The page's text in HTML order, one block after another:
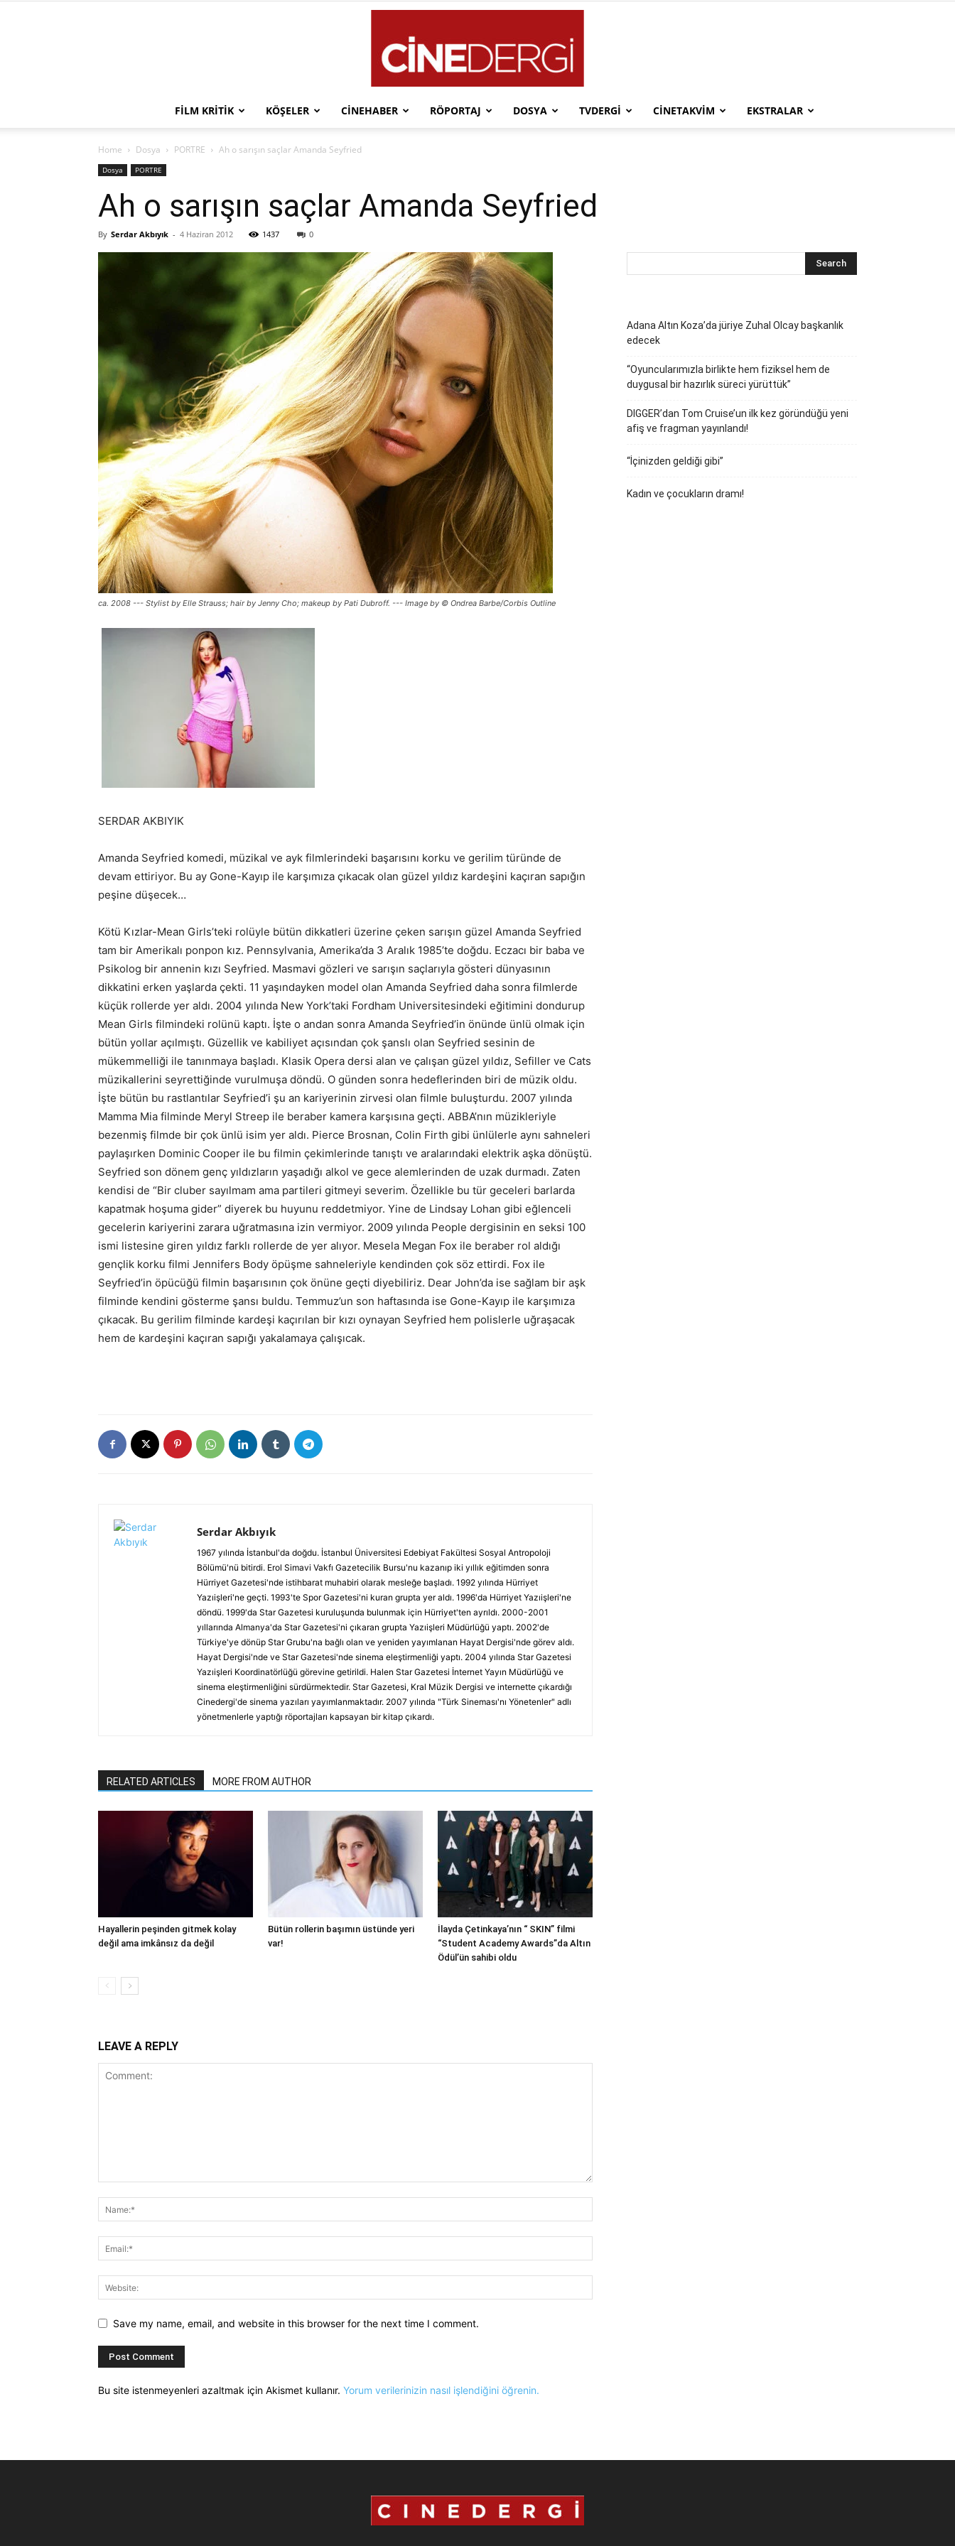
FILM KRITIK KÖŞELER CINEHABER RÖPORTAJ DOSYA TVDERGI CINETAKVIM EKSTRALAR
Home Dosya PORTRE Ah o sarışın saçlar Amanda Seyfried
Dosya PORTRE
Ah o sarışın saçlar Amanda Seyfried
By Serdar Akbıyık - 4 Haziran 2012 1437 0
ca. 2008 --- Stylist by Elle Strauss; hair by Jenny Cho; makeup by Pati Dubroff. --- Image by © Ondrea Barbe/Corbis Outline
SERDAR AKBIYIK
Amanda Seyfried komedi, müzikal ve ayk filmlerindeki başarısını korku ve gerilim türünde de
devam ettiriyor. Bu ay Gone-Kayıp ile karşımıza çıkacak olan güzel yıldız kardeşini kaçıran sapığın
peşine düşecek…
Kötü Kızlar-Mean Girls’teki rolüyle bütün dikkatleri üzerine çeken sarışın güzel Amanda Seyfried
tam bir Amerikalı ponpon kız. Pennsylvania, Amerika’da 3 Aralık 1985’te doğdu. Eczacı bir baba ve
Psikolog bir annenin kızı Seyfried. Masmavi gözleri ve sarışın saçlarıyla gösteri dünyasının
dikkatini erken yaşlarda çekti. 11 yaşındayken model olan Amanda Seyfried daha sonra filmlerde
küçük rollerde yer aldı. 2004 yılında New York’taki Fordham Universitesindeki eğitimini dondurup
Mean Girls filmindeki rolünü kaptı. İşte o andan sonra Amanda Seyfried’in önünde ünlü olmak için
bütün yollar açılmıştı. Güzellik ve kabiliyet açısından çok şanslı olan Seyfried sesinin de
mükemmelliği ile tanınmaya başladı. Klasik Opera dersi alan ve çalışan güzel yıldız, Sefiller ve Cats
müzikallerini seyrettiğinde vurulmuşa döndü. O günden sonra hedeflerinden biri de müzik oldu.
İşte bütün bu rastlantılar Seyfried’i şu an kariyerinin zirvesi olan filmle buluşturdu. 2007 yılında
Mamma Mia filminde Meryl Streep ile beraber kamera karşısına geçti. ABBA’nın müzikleriyle
bezenmiş filmde bir çok ünlü isim yer aldı. Pierce Brosnan, Colin Firth gibi ünlülerle aynı sahneleri
paylaşırken Dominic Cooper ile bu filmin çekimlerinde tanıştı ve aralarındaki elektrik aşka dönüştü.
Seyfried son dönem genç yıldızların yaşadığı alkol ve gece alemlerinden de uzak durmadı. Zaten
kendisi de “Bir cluber sayılmam ama partileri gitmeyi severim. Özellikle bu tür geceleri barlarda
kapatmak hoşuma gider” diyerek bu huyunu reddetmiyor. Yine de Lindsay Lohan gibi eğlenceli
gecelerin kariyerini zarara uğratmasına izin vermiyor. 2009 yılında People dergisinin en seksi 100
ismi listesine giren yıldız farklı rollerde de yer alıyor. Mesela Megan Fox ile beraber rol aldığı
gençlik korku filmi Jennifers Body öpüşme sahneleriyle kendinden çok söz ettirdi. Fox ile
Seyfried’in öpücüğü filmin başarısının çok önüne geçti diyebiliriz. Dear John’da ise sağlam bir aşk
filminde kendini gösterme şansı buldu. Temmuz’un son haftasında ise Gone-Kayıp ile karşımıza
çıkacak. Bu gerilim filminde kardeşi kaçırılan bir kızı oynayan Seyfried hem polislerle uğraşacak
hem de kardeşini kaçıran sapığı yakalamaya çalışıcak.
Serdar Akbıyık
1967 yılında İstanbul'da doğdu. İstanbul Üniversitesi Edebiyat Fakültesi Sosyal Antropoloji
Bölümü'nü bitirdi. Erol Simavi Vakfı Gazetecilik Bursu'nu kazanıp iki yıllık eğitimden sonra
Hürriyet Gazetesi'nde istihbarat muhabiri olarak mesleğe başladı. 1992 yılında Hürriyet
Yazıişleri'ne geçti. 1993'te Spor Gazetesi'ni kuran grupta yer aldı. 1996'da Hürriyet Yazıişleri'ne
döndü. 1999'da Star Gazetesi kuruluşunda bulunmak için Hürriyet'ten ayrıldı. 2000-2001
yıllarında Almanya'da Star Gazetesi'ni çıkaran grupta Yazıişleri Müdürlüğü yaptı. 2002'de
Türkiye'ye dönüp Star Grubu'na bağlı olan ve yeniden yayımlanan Hayat Dergisi'nde görev aldı.
Hayat Dergisi'nde ve Star Gazetesi'nde sinema eleştirmenliği yaptı. 2004 yılında Star Gazetesi
Yazıişleri Koordinatörlüğü görevine getirildi. Halen Star Gazetesi İnternet Yayın Müdürlüğü ve
sinema eleştirmenliğini sürdürmektedir. Star Gazetesi, Kral Müzik Dergisi ve internette çıkardığı
Cinedergi'de sinema yazıları yayımlanmaktadır. 2007 yılında "Türk Sineması'nı Yönetenler" adlı
yönetmenlerle yaptığı röportajları kapsayan bir kitap çıkardı.
RELATED ARTICLES MORE FROM AUTHOR
Hayallerin peşinden gitmek kolay
değil ama imkânsız da değil
Bütün rollerin başımın üstünde yeri
var!
İlayda Çetinkaya’nın “ SKIN” filmi
“Student Academy Awards”da Altın
Ödül’ün sahibi oldu
LEAVE A REPLY
Save my name, email, and website in this browser for the next time I comment.
Bu site istenmeyenleri azaltmak için Akismet kullanır. Yorum verilerinizin nasıl işlendiğini öğrenin.
Adana Altın Koza’da jüriye Zuhal Olcay başkanlık
edecek
“Oyuncularımızla birlikte hem fiziksel hem de
duygusal bir hazırlık süreci yürüttük”
DIGGER’dan Tom Cruise’un ilk kez göründüğü yeni
afiş ve fragman yayınlandı!
“İçinizden geldiği gibi”
Kadın ve çocukların dramı!